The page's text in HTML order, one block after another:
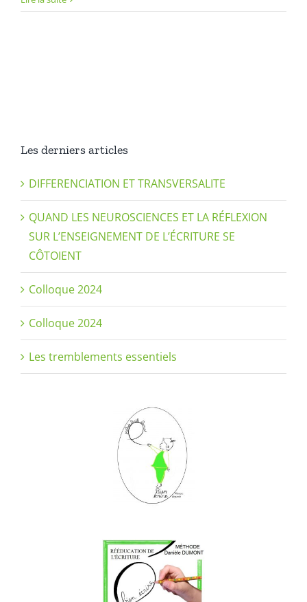
Les derniers articles
DIFFERENCIATION ET TRANSVERSALITE
QUAND LES NEUROSCIENCES ET LA RÉFLEXION
SUR L’ENSEIGNEMENT DE L’ÉCRITURE SE
CÔTOIENT
Colloque 2024
Colloque 2024
Les tremblements essentiels